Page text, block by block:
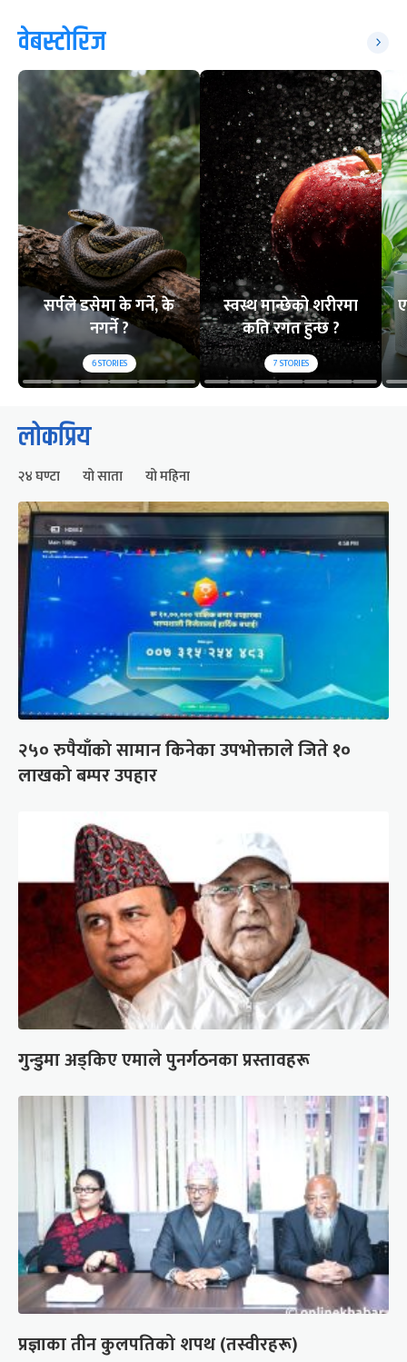
वेबस्टोरिज
सर्पले डसेमा के गर्ने, के
नगर्ने ?
6STORIES
स्वस्थ मान्छेको शरीरमा
कति रगत हुन्छ ?
7STORIES
लोकप्रिय
२४ घण्टा यो साता यो महिना
२५० रुपैयाँको सामान किनेका उपभोक्ताले जिते १०
लाखको बम्पर उपहार
गुन्डुमा अड्किए एमाले पुनर्गठनका प्रस्तावहरू
प्रज्ञाका तीन कुलपतिको शपथ (तस्वीरहरू)